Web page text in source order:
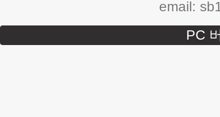
email:
PC